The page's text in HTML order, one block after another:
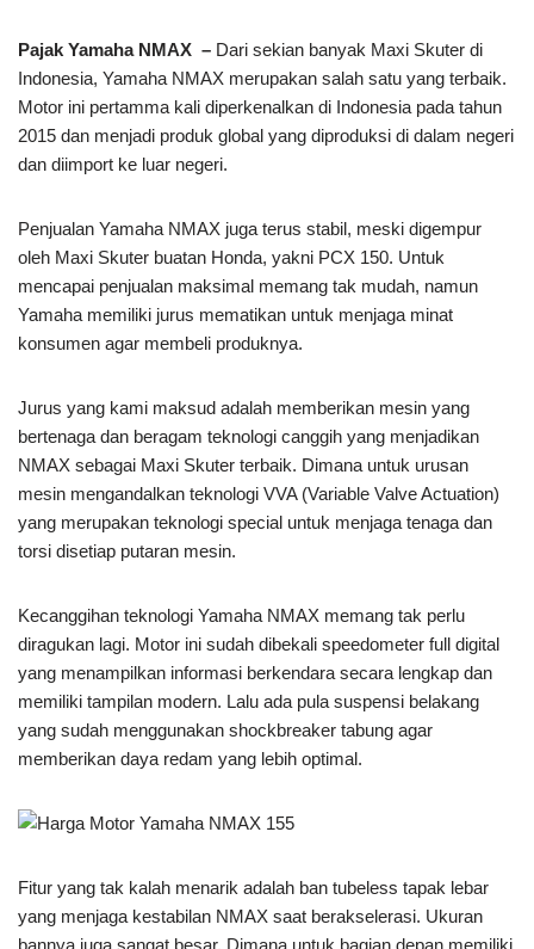
Pajak Yamaha NMAX – Dari sekian banyak Maxi Skuter di
Indonesia, Yamaha NMAX merupakan salah satu yang terbaik.
Motor ini pertamma kali diperkenalkan di Indonesia pada tahun
2015 dan menjadi produk global yang diproduksi di dalam negeri
dan diimport ke luar negeri.
Penjualan Yamaha NMAX juga terus stabil, meski digempur
oleh Maxi Skuter buatan Honda, yakni PCX 150. Untuk
mencapai penjualan maksimal memang tak mudah, namun
Yamaha memiliki jurus mematikan untuk menjaga minat
konsumen agar membeli produknya.
Jurus yang kami maksud adalah memberikan mesin yang
bertenaga dan beragam teknologi canggih yang menjadikan
NMAX sebagai Maxi Skuter terbaik. Dimana untuk urusan
mesin mengandalkan teknologi VVA (Variable Valve Actuation)
yang merupakan teknologi special untuk menjaga tenaga dan
torsi disetiap putaran mesin.
Kecanggihan teknologi Yamaha NMAX memang tak perlu
diragukan lagi. Motor ini sudah dibekali speedometer full digital
yang menampilkan informasi berkendara secara lengkap dan
memiliki tampilan modern. Lalu ada pula suspensi belakang
yang sudah menggunakan shockbreaker tabung agar
memberikan daya redam yang lebih optimal.
Fitur yang tak kalah menarik adalah ban tubeless tapak lebar
yang menjaga kestabilan NMAX saat berakselerasi. Ukuran
bannya juga sangat besar. Dimana untuk bagian depan memiliki